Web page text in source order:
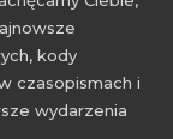
kody
czasopismach i
wydarzenia